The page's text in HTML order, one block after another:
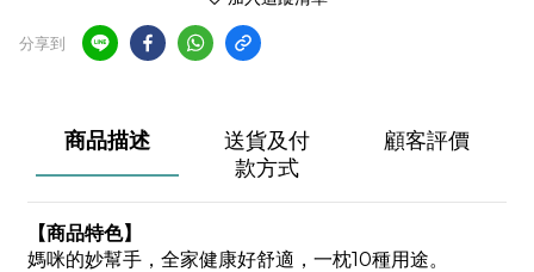
分享到
商品描述
送貨及付
款方式
顧客評價
【商品特色】
媽咪的妙幫手，全家健康好舒適，一枕10種用途。